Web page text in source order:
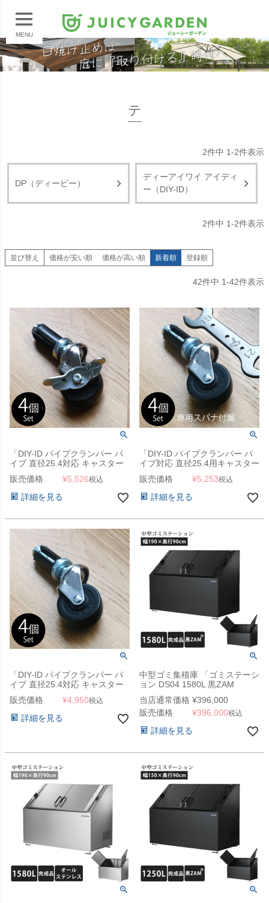
MENU
テ
2件中 1-2件表示
DP（ディーピー）
ディーアイワイ アイディ
ー（DIY-ID）
2件中 1-2件表示
並び替え 価格が安い順 価格が高い順 新着順 登録順
42件中 1-42件表示
「DIY-ID パイプクランパー パ
イプ 直径25.4対応 キャスター
（ストッパー付き） 4個セッ
ト」
販売価格 ¥5,526税込
詳細を見る
「DIY-ID パイプクランパー パ
イプ対応 直径25.4用キャスター
4個セット ＆ 専用スパナ（19・
21mm平型） セット」
販売価格 ¥5,253税込
詳細を見る
「DIY-ID パイプクランパー パ
イプ 直径25.4対応 キャスター
4個セット」
販売価格 ¥4,950税込
詳細を見る
中型ゴミ集積庫 「ゴミステーシ
ョン DS04 1580L 黒ZAM
W1900×D900×H1100mm」
当店通常価格 ¥396,000
販売価格
¥396,000税込
詳細を見る